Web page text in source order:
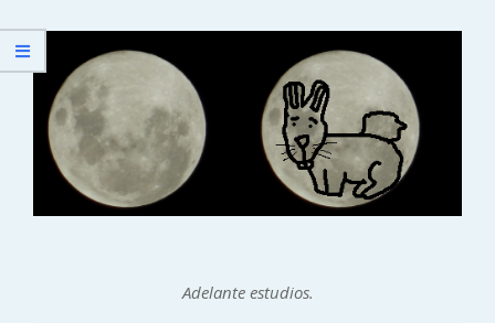
Adelante estudios.